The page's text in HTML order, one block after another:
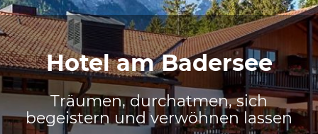
Hotel am Badersee
Träumen, durchatmen, sich
begeistern und verwöhnen lassen